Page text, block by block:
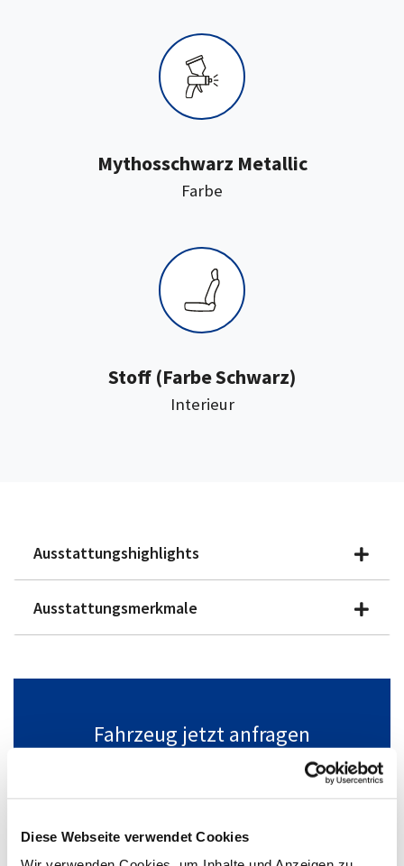
Diese Webseite verwendet Cookies
Farbe
Mythosschwarz Metallic
Interieur
Stoff :(Farbe Schwarz)
Ausstattungshighlights
Ausstattungsmerkmale
Fahrzeug jetzt anfragen